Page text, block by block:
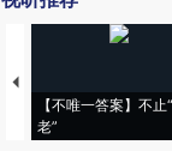
【不唯一答案】不止
老”